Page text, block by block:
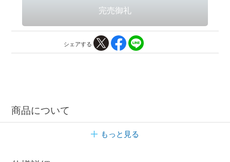
シェアする
商品について
もっと見る